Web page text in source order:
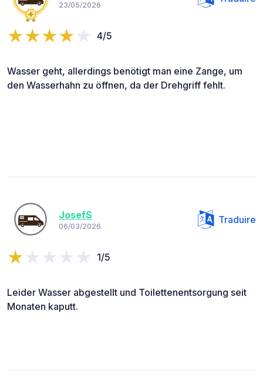
23/05/2026
4/5
Wasser geht, allerdings benötigt man eine Zange, um
den Wasserhahn zu öffnen, da der Drehgriff fehlt.
JosefS
06/03/2026
Traduire
1/5
Leider Wasser abgestellt und Toilettenentsorgung seit
Monaten kaputt.